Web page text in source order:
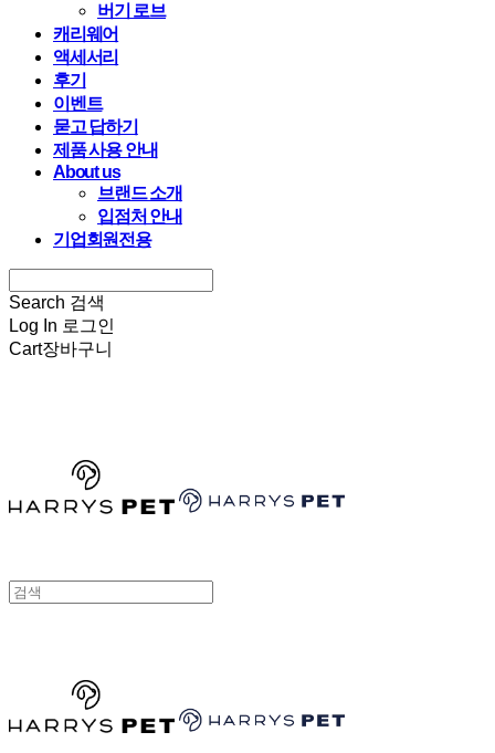
버기 로브
캐리웨어
액세서리
후기
이벤트
묻고 답하기
제품 사용 안내
About us
브랜드 소개
입점처 안내
기업회원전용
Search 검색
Log In 로그인
Cart장바구니